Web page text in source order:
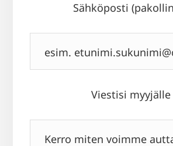
Sähköposti
Viestisi myyjälle